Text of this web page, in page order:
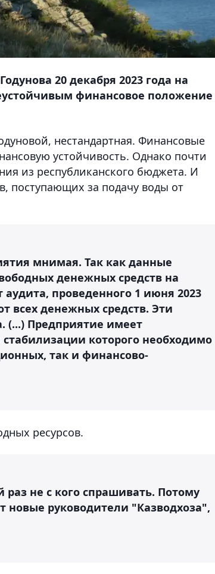
20 декабря 2023 года на
финансовое положение
нестандартная. Финансовые
устойчивость. Однако почти
из республиканского бюджета. И
поступающих за подачу воды от
мнимая. Так как данные
денежных средств на
проведенного 1 июня 2023
всех денежных средств. Эти
(...) Предприятие имеет
которого необходимо
так и финансово-
ресурсов.
не с кого спрашивать. Потому
новые руководители "Казводхоза",